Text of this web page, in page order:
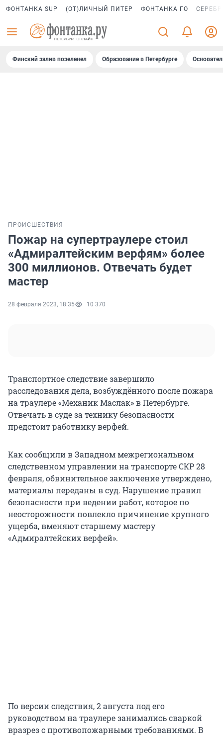
ФОНТАНКА SUP (ОТ)ЛИЧНЫЙ ПИТЕР ФОНТАНКА ГО
Финский залив позеленел Образование в Петербурге
ПРОИСШЕСТВИЯ
Пожар на супертраулере стоил
«Адмиралтейским верфям» более
300 миллионов. Отвечать будет
мастер
28 февраля 2023, 18:35 10 370
Транспортное следствие завершило
расследования дела, возбуждённого после пожара
на траулере «Механик Маслак» в Петербурге.
Отвечать в суде за технику безопасности
предстоит работнику верфей.
Как сообщили в Западном межрегиональном
следственном управлении на транспорте СКР 28
февраля, обвинительное заключение утверждено,
материалы переданы в суд. Нарушение правил
безопасности при ведении работ, которое по
неосторожности повлекло причинение крупного
ущерба, вменяют старшему мастеру
«Адмиралтейских верфей».
По версии следствия, 2 августа под его
руководством на траулере занимались сваркой
вразрез с противопожарными требованиями. В